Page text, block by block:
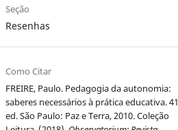
Seção
Resenhas
Como Citar
FREIRE, Paulo. Pedagogia da autonomia:
saberes necessários à prática educativa. 41
ed. São Paulo: Paz e Terra, 2010. Coleção